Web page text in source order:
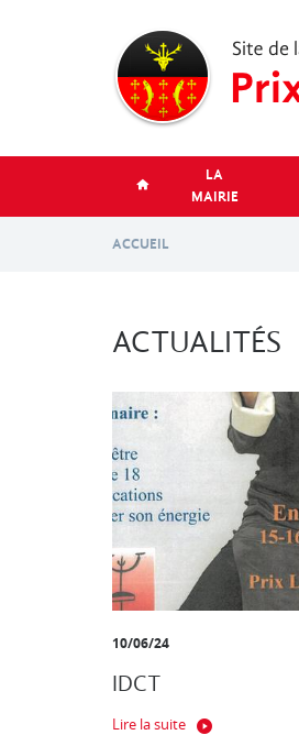
LA
MAIRIE
ACCUEIL
ACTUALITÉS
10/06/24
IDCT
Lire la suite